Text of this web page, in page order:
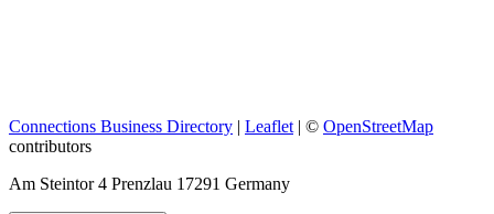
Connections Business Directory | Leaflet | © OpenStreetMap
contributors
Am Steintor 4 Prenzlau 17291 Germany